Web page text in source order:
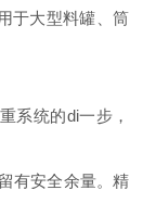
于大型料罐、筒
系统的di一步，
有安全余量。精